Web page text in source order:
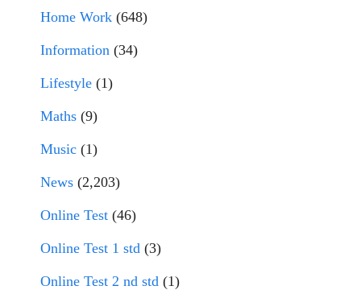
Home Work (648)
Information (34)
Lifestyle (1)
Maths (9)
Music (1)
News (2,203)
Online Test (46)
Online Test 1 std (3)
Online Test 2 nd std (1)